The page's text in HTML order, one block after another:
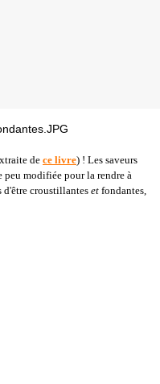
de ce livre) ! Les saveurs
modifiée pour la rendre à
d'être croustillantes et fondantes,